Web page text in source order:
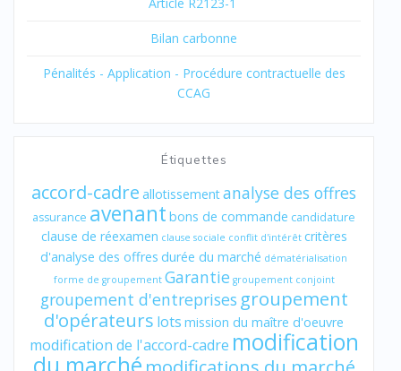
Bilan carbonne
Pénalités - Application - Procédure contractuelle des
CCAG
Étiquettes
accord-cadre allotissementanalyse des offres
assurance avenant bons de commande candidature
clause de réexamen clause sociale conflit d'intérêt critères
d'analyse des offres durée du marché dématérialisation
forme de groupement Garantie groupement conjoint
groupement d'entreprises groupement
d'opérateurs lots mission du maître d'oeuvre
modification de l'accord-cadre modification